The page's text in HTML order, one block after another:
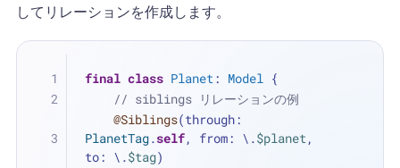
してリレーションを作成します。
final class Planet: Model {
// siblings リレーションの例
@Siblings
PlanetTag.self, from: \.$planet,
to: \.$tag)